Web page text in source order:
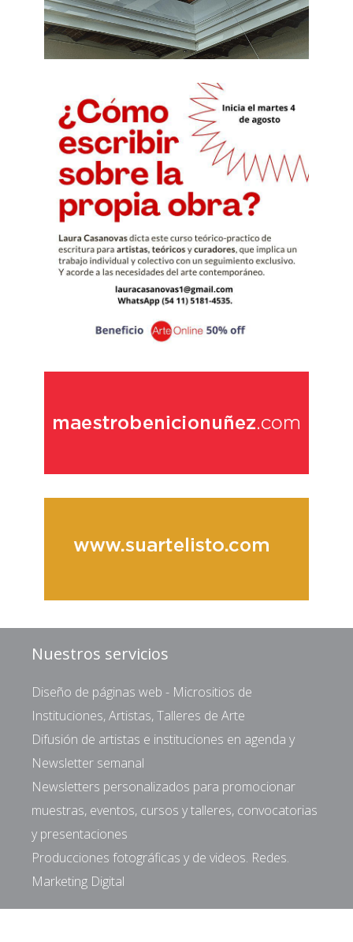
Nuestros servicios
Diseño de páginas web - Micrositios de
Instituciones, Artistas, Talleres de Arte
Difusión de artistas e instituciones en agenda y
Newsletter semanal
Newsletters personalizados para promocionar
muestras, eventos, cursos y talleres, convocatorias
y presentaciones
Producciones fotográficas y de videos. Redes.
Marketing Digital